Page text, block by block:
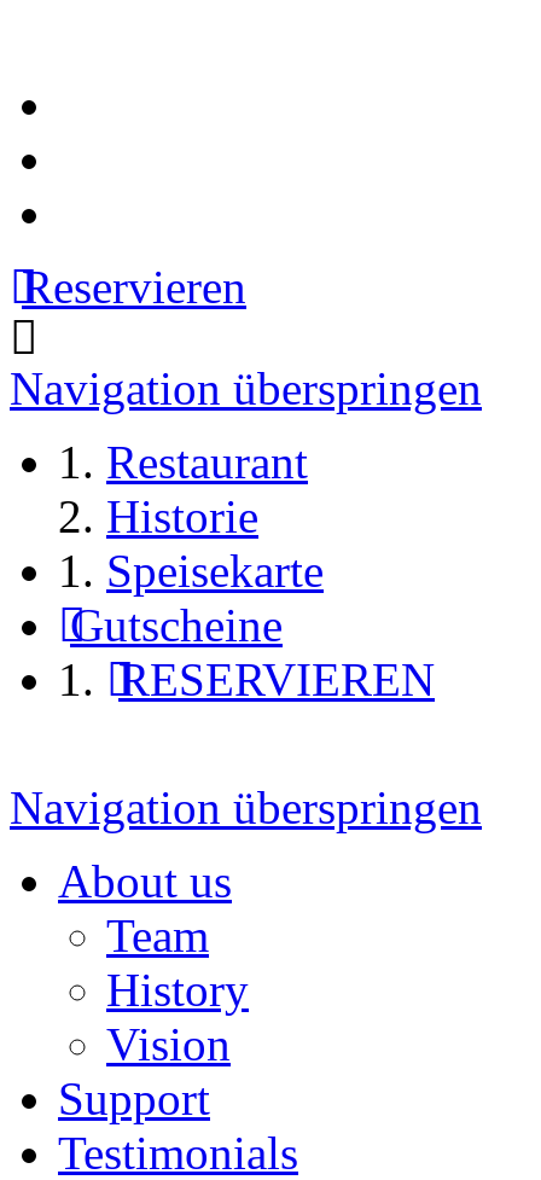
Reservieren
Navigation überspringen
Restaurant
Historie
Speisekarte
Gutscheine
RESERVIEREN
Navigation überspringen
About us
Team
History
Vision
Support
Testimonials